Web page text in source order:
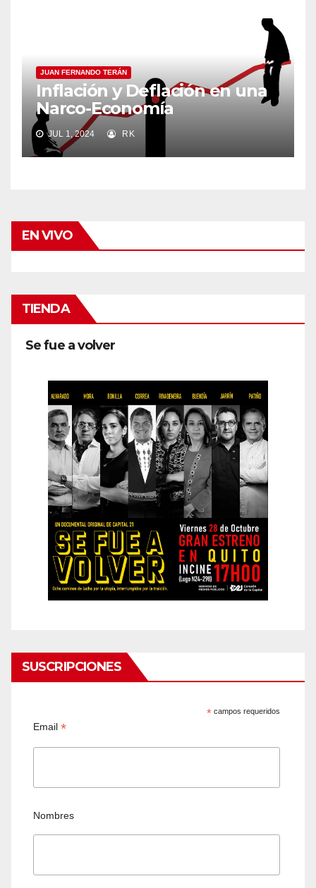
JUAN FERNANDO TERÁN
Inflación y Deflación en una
Narco-Economía
JUL 1, 2024 RK
EN VIVO
TIENDA
Se fue a volver
SUSCRIPCIONES
* campos requeridos
Email*
Nombres